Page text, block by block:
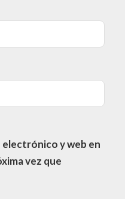
y web en
vez que